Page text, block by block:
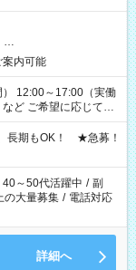
…
内可能
12:00～17:00（実働
て、
相談ください！
長期もOK！ ★急募！
40～50代活躍中 / 副
の大量募集 / 電話対応
詳細へ